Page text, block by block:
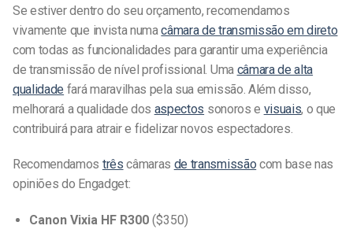
Se estiver dentro do seu orçamento, recomendamos
vivamente que invista numacâmara de transmissão em direto
com todas as funcionalidades para garantir uma experiência
de transmissão de nível profissional. Uma câmara de alta
qualidade fará maravilhas pela sua emissão. Além disso,
melhorará a qualidade dos aspectos sonoros e visuais, o que
contribuirá para atrair e fidelizar novos espectadores.
Recomendamos três câmaras de transmissão com base nas
opiniões do Engadget:
Canon Vixia HF R300($350)